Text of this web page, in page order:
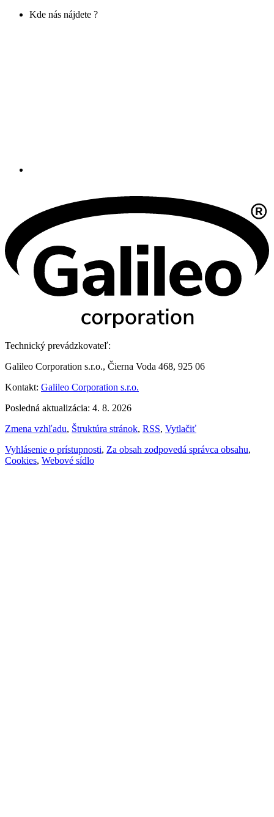
Kde nás nájdete ?
Technický prevádzkovateľ:
Galileo Corporation s.r.o., Čierna Voda 468, 925 06
Kontakt: Galileo Corporation s.r.o.
Posledná aktualizácia: 4. 8. 2026
Zmena vzhľadu, Štruktúra stránok, RSS, Vytlačiť
Vyhlásenie o prístupnosti, Za obsah zodpovedá správca obsahu,
Cookies, Webové sídlo